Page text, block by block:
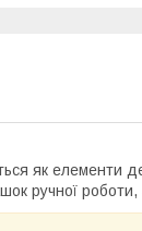
як елементи
ручної